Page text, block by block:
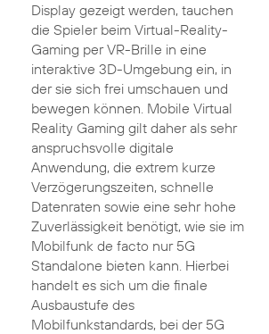
Display gezeigt werden, tauchen
die Spieler beim Virtual-Reality-
Gaming per VR-Brille in eine
interaktive 3D-Umgebung ein, in
der sie sich frei umschauen und
bewegen können. Mobile Virtual
Reality Gaming gilt daher als sehr
anspruchsvolle digitale
Anwendung, die extrem kurze
Verzögerungszeiten, schnelle
Datenraten sowie eine sehr hohe
Zuverlässigkeit benötigt, wie sie im
Mobilfunk de facto nur 5G
Standalone bieten kann. Hierbei
handelt es sich um die finale
Ausbaustufe des
Mobilfunkstandards, bei der 5G